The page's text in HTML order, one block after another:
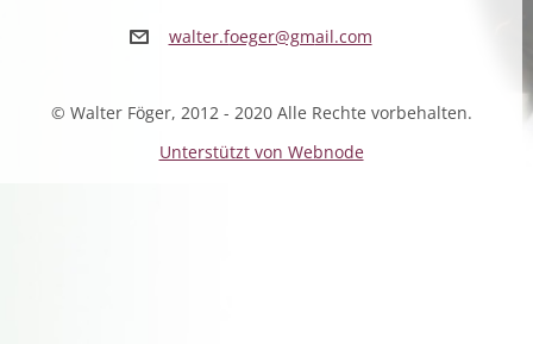
walter.foeger@gmail.com
© Walter Föger, 2012 - 2020 Alle Rechte vorbehalten.
Unterstützt von Webnode